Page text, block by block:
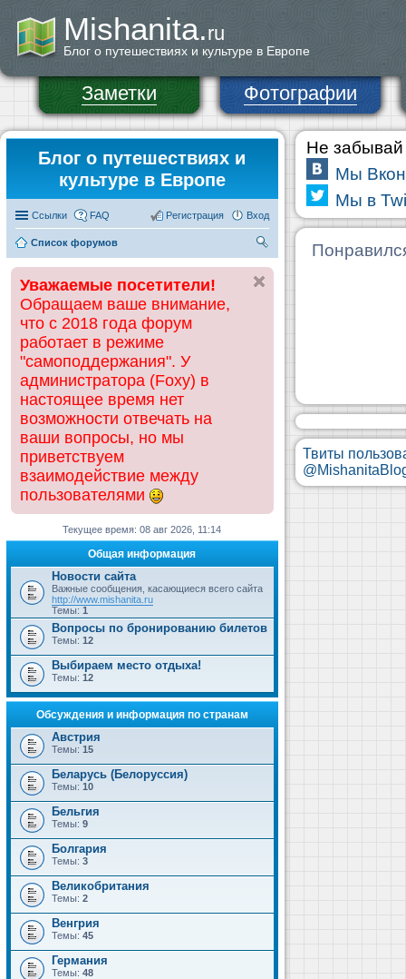
Mishanita.ru
Блог о путешествиях и культуре в Европе
Заметки Фотографии
Блог о путешествиях и
культуре в Европе
Ссылки FAQ Вход
Регистрация
Список форумов
ск
Уважаемые посетители!
Обращаем ваше внимание,
что с 2018 года форум
работает в режиме
"самоподдержания". У
администратора (Foxy) в
настоящее время нет
возможности отвечать на
ваши вопросы, но мы
приветствуем
взаимодействие между
пользователями
Текущее время: 08 авг 2026, 11:14
Общая информация
Новости сайта
Важные сообщения, касающиеся всего сайта
http://www.mishanita.ru
Темы: 1
Вопросы по бронированию билетов
Темы: 12
Выбираем место отдыха!
Темы: 12
Обсуждения и информация по странам
Австрия
Темы: 15
Беларусь (Белоруссия)
Темы: 10
Бельгия
Темы: 9
Болгария
Темы: 3
Великобритания
Темы: 2
Венгрия
Темы: 45
Германия
Темы: 48
Не забывай
Мы
Мы в
Твиты